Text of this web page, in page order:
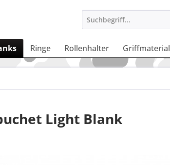
Ringe Rollenhalter Griffmaterial
Light Blank